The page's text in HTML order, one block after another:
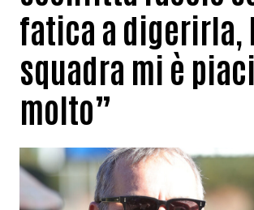
fatica a digerirla,
squadra mi è
molto”